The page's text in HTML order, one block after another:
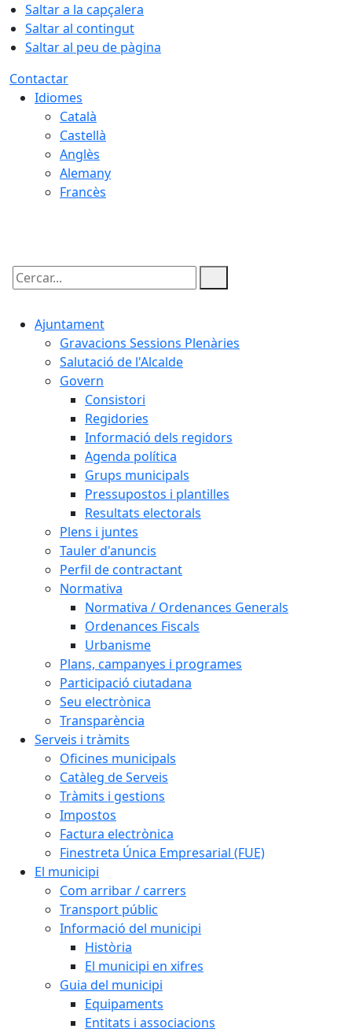
Saltar a la capçalera
Saltar al contingut
Saltar al peu de pàgina
Contactar
Idiomes
Català
Castellà
Anglès
Alemany
Francès
Cercar:
Ajuntament
Gravacions Sessions Plenàries
Salutació de l'Alcalde
Govern
Consistori
Regidories
Informació dels regidors
Agenda política
Grups municipals
Pressupostos i plantilles
Resultats electorals
Plens i juntes
Tauler d'anuncis
Perfil de contractant
Normativa
Normativa / Ordenances Generals
Ordenances Fiscals
Urbanisme
Plans, campanyes i programes
Participació ciutadana
Seu electrònica
Transparència
Serveis i tràmits
Oficines municipals
Catàleg de Serveis
Tràmits i gestions
Impostos
Factura electrònica
Finestreta Única Empresarial (FUE)
El municipi
Com arribar / carrers
Transport públic
Informació del municipi
Història
El municipi en xifres
Guia del municipi
Equipaments
Entitats i associacions